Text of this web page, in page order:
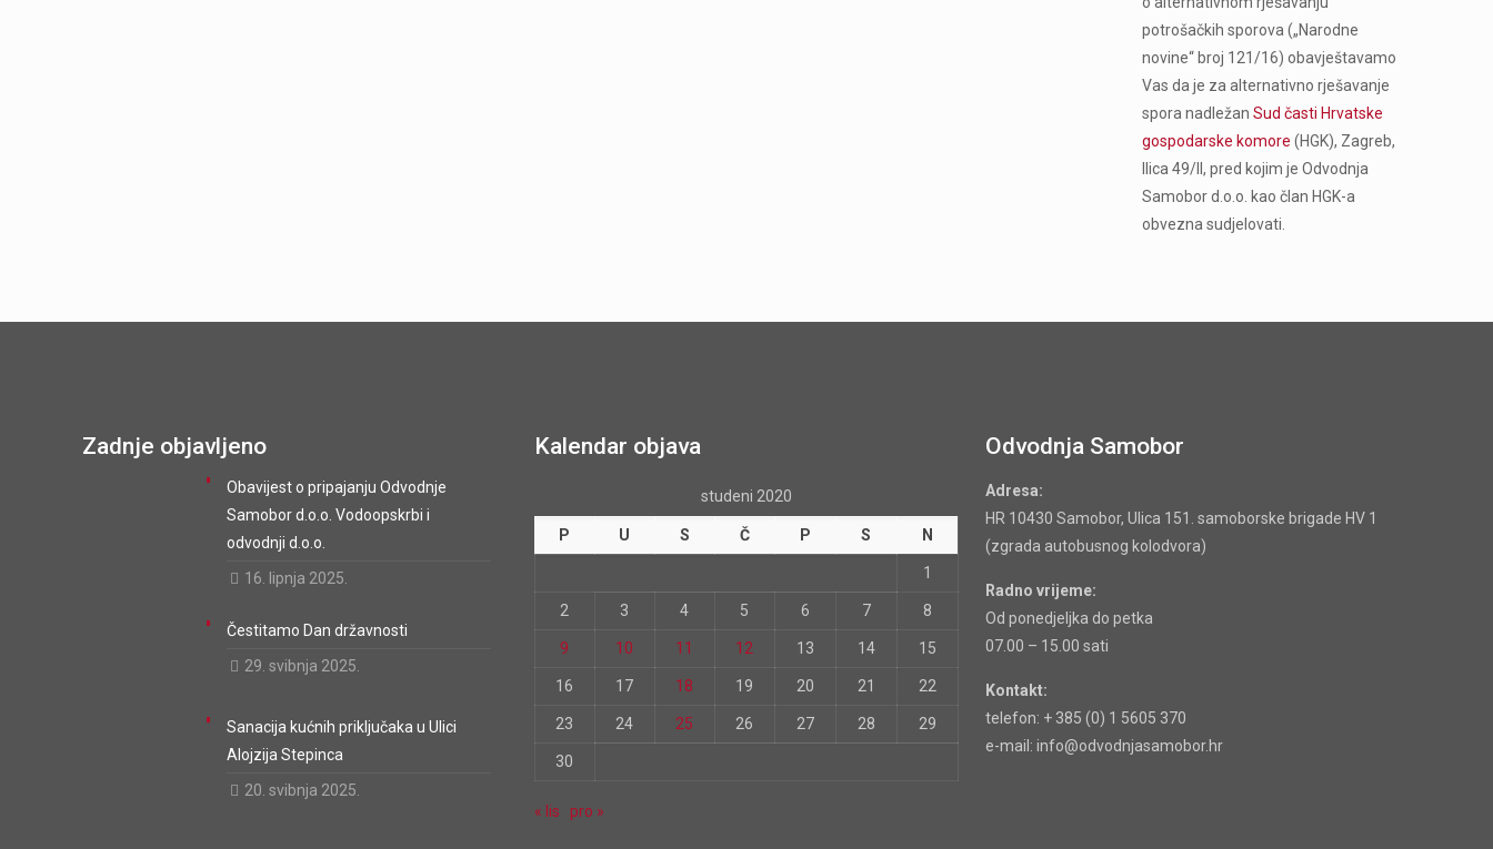
potrošačkih sporova („Narodne
novine“ broj 121/16) obavještavamo
Vas da je za alternativno rješavanje
spora nadležan Sud časti Hrvatske
gospodarske komore (HGK), Zagreb,
Ilica 49/II, pred kojim je Odvodnja
Samobor d.o.o. kao član HGK-a
obvezna sudjelovati.
Zadnje objavljeno
Obavijest o pripajanju Odvodnje
Samobor d.o.o. Vodoopskrbi i
odvodnji d.o.o.
16. lipnja 2025.
Čestitamo Dan državnosti
29. svibnja 2025.
Sanacija kućnih priključaka u Ulici
Alojzija Stepinca
20. svibnja 2025.
Kalendar objava
studeni 2020
P U S Č P S N
1
2 3 4 5 6 7 8
9 10 11 12 13 14 15
16 17 18 19 20 21 22
23 24 25 26 27 28 29
30
« lis pro »
Odvodnja Samobor
Adresa:
HR 10430 Samobor, Ulica 151. samoborske brigade HV 1
(zgrada autobusnog kolodvora)
Radno vrijeme:
Od ponedjeljka do petka
07.00 – 15.00 sati
Kontakt:
telefon: + 385 (0) 1 5605 370
e-mail: info@odvodnjasamobor.hr